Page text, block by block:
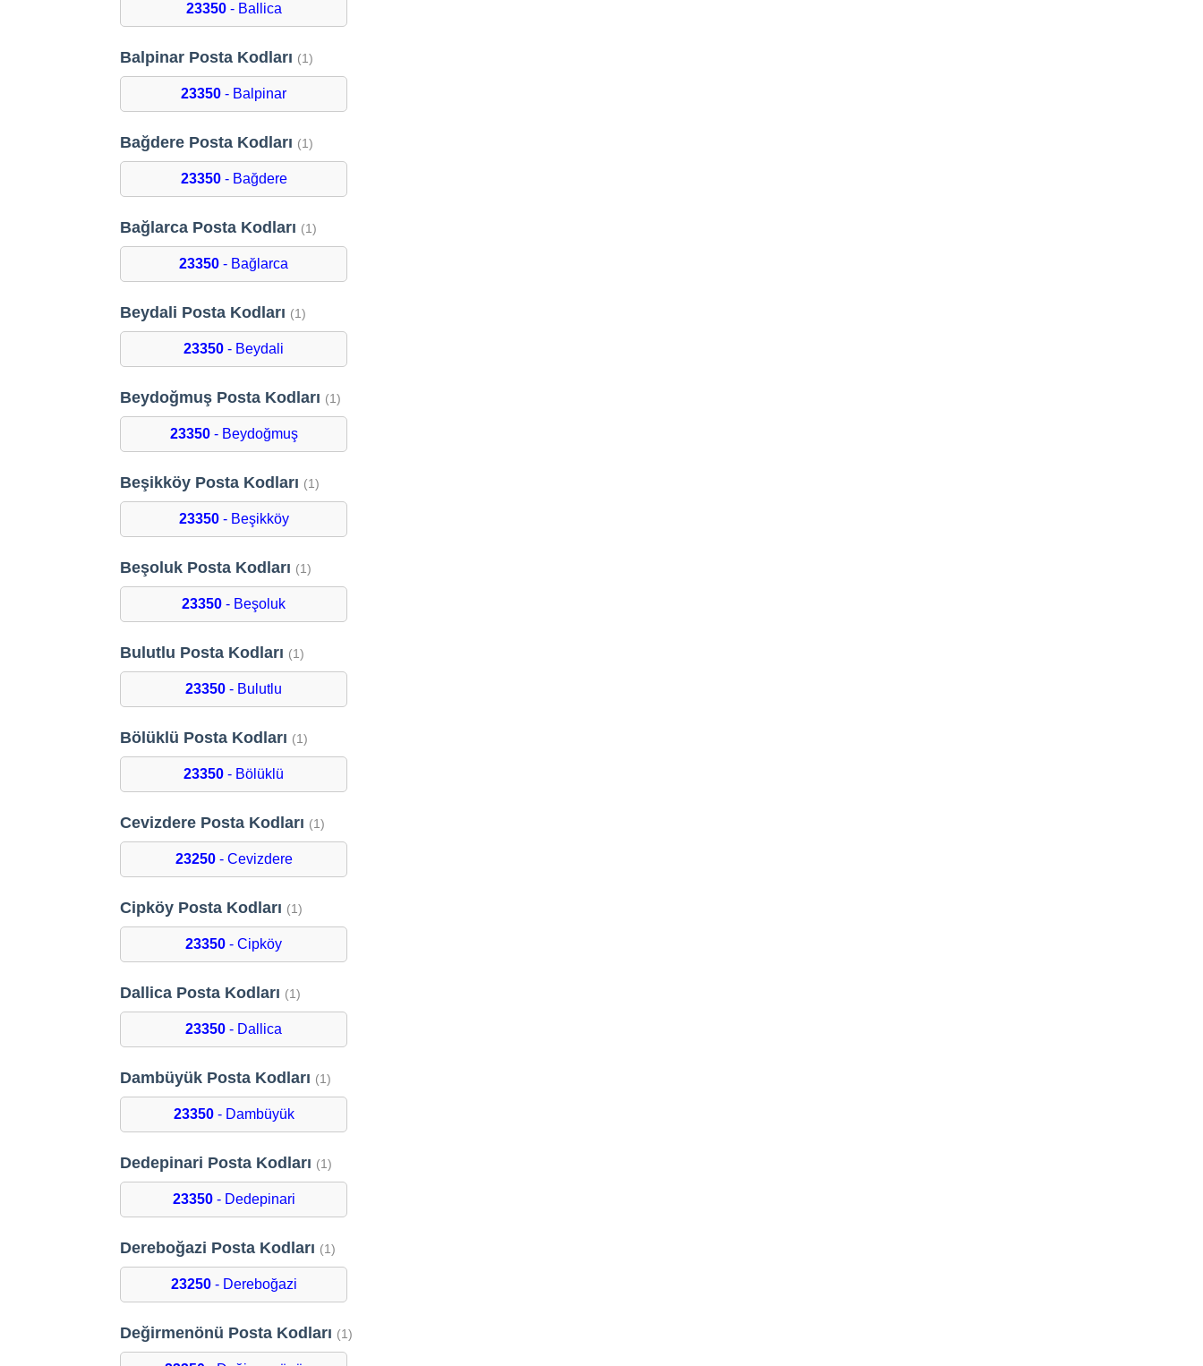
23350- Ballica
Balpinar Posta Kodları (1)
23350 - Balpinar
Bağdere Posta Kodları (1)
23350- Bağdere
Bağlarca Posta Kodları (1)
23350 - Bağlarca
Beydali Posta Kodları (1)
23350 - Beydali
Beydoğmuş Posta Kodları (1)
23350- Beydoğmuş
Beşikköy Posta Kodları (1)
23350- Beşikköy
Beşoluk Posta Kodları (1)
23350 - Beşoluk
Bulutlu Posta Kodları (1)
23350 - Bulutlu
Bölüklü Posta Kodları (1)
23350 - Bölüklü
Cevizdere Posta Kodları (1)
23250- Cevizdere
Cipköy Posta Kodları (1)
23350 - Cipköy
Dallica Posta Kodları (1)
23350 - Dallica
Dambüyük Posta Kodları (1)
23350- Dambüyük
Dedepinari Posta Kodları (1)
23350- Dedepinari
Dereboğazi Posta Kodları (1)
23250- Dereboğazi
Değirmenönü Posta Kodları (1)